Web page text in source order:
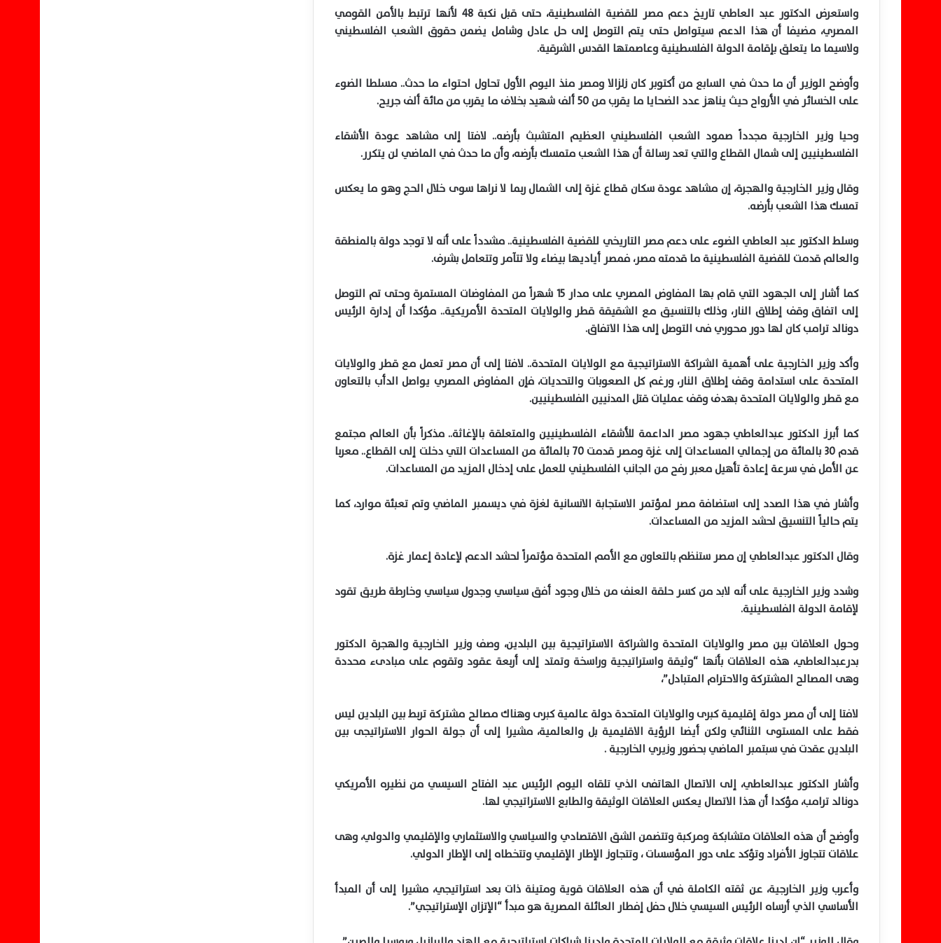
واستعرض الدكتور عبد العاطي تاريخ دعم مصر للقضية الفلسطينية، حتى قبل نكبة 48 لأنها ترتبط بالأمن القومي
المصري، مضيفا أن هذا الدعم سيتواصل حتى يتم التوصل إلى حل عادل وشامل يضمن حقوق الشعب الفلسطيني
ولاسيما ما يتعلق بإقامة الدولة الفلسطينية وعاصمتها القدس الشرقية.
وأوضح الوزير أن ما حدث في السابع من أكتوبر كان زلزالا ومصر منذ اليوم الأول تحاول احتواء ما حدث.. مسلطا الضوء
على الخسائر في الأرواح حيث يناهز عدد الضحايا ما يقرب من 50 ألف شهيد بخلاف ما يقرب من مائة ألف جريح.
وحيا وزير الخارجية مجدداً صمود الشعب الفلسطيني العظيم المتشبث بأرضه.. لافتا إلى مشاهد عودة الأشقاء
الفلسطينيين إلى شمال القطاع والتي تعد رسالة أن هذا الشعب متمسك بأرضه، وأن ما حدث في الماضي لن يتكرر.
وقال وزير الخارجية والهجرة، إن مشاهد عودة سكان قطاع غزة إلى الشمال ربما لا نراها سوى خلال الحج وهو ما يعكس
تمسك هذا الشعب بأرضه.
وسلط الدكتور عبد العاطي الضوء على دعم مصر التاريخي للقضية الفلسطينية.. مشدداً على أنه لا توجد دولة بالمنطقة
والعالم قدمت للقضية الفلسطينية ما قدمته مصر، فمصر أياديها بيضاء ولا تتآمر وتتعامل بشرف.
كما أشار إلى الجهود التي قام بها المفاوض المصري على مدار 15 شهراً من المفاوضات المستمرة وحتى تم التوصل
إلى اتفاق وقف إطلاق النار، وذلك بالتنسيق مع الشقيقة قطر والولايات المتحدة الأمريكية.. مؤكدا أن إدارة الرئيس
دونالد ترامب كان لها دور محوري فى التوصل إلى هذا الاتفاق.
وأكد وزير الخارجية على أهمية الشراكة الاستراتيجية مع الولايات المتحدة.. لافتا إلى أن مصر تعمل مع قطر والولايات
المتحدة على استدامة وقف إطلاق النار، ورغم كل الصعوبات والتحديات، فإن المفاوض المصري يواصل الدأب بالتعاون
مع قطر والولايات المتحدة بهدف وقف عمليات قتل المدنيين الفلسطينيين.
كما أبرز الدكتور عبدالعاطي جهود مصر الداعمة للأشقاء الفلسطينيين والمتعلقة بالإغاثة.. مذكراً بأن العالم مجتمع
قدم 30 بالمائة من إجمالي المساعدات إلى غزة ومصر قدمت 70 بالمائة من المساعدات التي دخلت إلى القطاع.. معربا
عن الأمل في سرعة إعادة تأهيل معبر رفح من الجانب الفلسطيني للعمل على إدخال المزيد من المساعدات.
وأشار في هذا الصدد إلى استضافة مصر لمؤتمر الاستجابة الانسانية لغزة في ديسمبر الماضي وتم تعبئة موارد، كما
يتم حالياً التنسيق لحشد المزيد من المساعدات.
وقال الدكتور عبدالعاطي إن مصر ستنظم بالتعاون مع الأمم المتحدة مؤتمراً لحشد الدعم لإعادة إعمار غزة.
وشدد وزير الخارجية على أنه لابد من كسر حلقة العنف من خلال وجود أفق سياسي وجدول سياسي وخارطة طريق تقود
لإقامة الدولة الفلسطينية.
وحول العلاقات بين مصر والولايات المتحدة والشراكة الاستراتيجية بين البلدين، وصف وزير الخارجية والهجرة الدكتور
بدرعبدالعاطي، هذه العلاقات بأنها “وثيقة واستراتيجية وراسخة وتمتد إلى أربعة عقود وتقوم على مبادىء محددة
وهى المصالح المشتركة والاحترام المتبادل”،
لافتا إلى أن مصر دولة إقليمية كبرى والولايات المتحدة دولة عالمية كبرى وهناك مصالح مشتركة تربط بين البلدين ليس
فقط على المستوى الثنائي ولكن أيضا الرؤية الاقليمية بل والعالمية، مشيرا إلى أن جولة الحوار الاستراتيجى بين
البلدين عقدت في سبتمبر الماضي بحضور وزيري الخارجية .
وأشار الدكتور عبدالعاطي، إلى الاتصال الهاتفى الذي تلقاه اليوم الرئيس عبد الفتاح السيسي من نظيره الأمريكي
دونالد ترامب، مؤكدا أن هذا الاتصال يعكس العلاقات الوثيقة والطابع الاستراتيجي لها.
وأوضح أن هذه العلاقات متشابكة ومركبة وتتضمن الشق الاقتصادي والسياسي والاستثماري والإقليمي والدولي، وهى
علاقات تتجاوز الأفراد وتؤكد على دور المؤسسات ، وتتجاوز الإطار الإقليمي وتتخطاه إلى الإطار الدولي.
وأعرب وزير الخارجية، عن ثقته الكاملة في أن هذه العلاقات قوية ومتينة ذات بعد استراتيجي، مشيرا إلى أن المبدأ
الأساسي الذي أرساه الرئيس السيسي خلال حفل إفطار العائلة المصرية هو مبدأ “الإتزان الإستراتيجي”.